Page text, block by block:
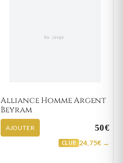
Alliance Homme Argent
Beyram
AJOUTER 50€
CLUB 24,75€ →